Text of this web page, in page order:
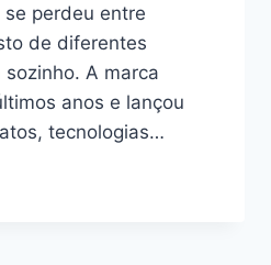
se perdeu entre
de diferentes
A marca
anos e lançou
tecnologias…